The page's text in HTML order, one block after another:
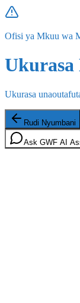
Ofisi ya Mkuu wa
Ukurasa
Rudi Nyumbani
Ask GWF AI